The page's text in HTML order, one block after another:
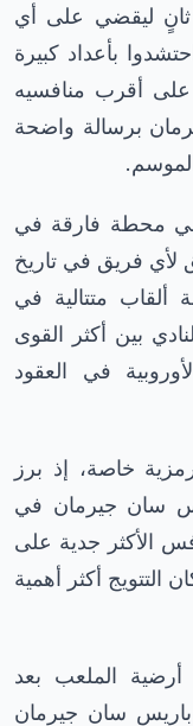
ثانٍ ليقضي على أي
بأعداد كبيرة
أقرب منافسيه
برسالة واضحة
محطة فارقة في
لأي فريق في تاريخ
متتالية في
بين أكثر القوى
في العقود
خاصة، إذ برز
سان جيرمان في
الأكثر جدية على
أكثر أهمية
أرضية الملعب بعد
باريس سان جيرمان